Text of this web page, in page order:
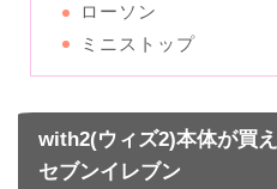
ローソン
ミニストップ
with2(ウィズ2)本体が買
セブンイレブン